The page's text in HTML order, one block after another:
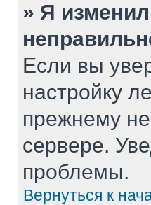
» Я
Если вы
настройку
прежнему
сервере.
проблемы.
Вернуться к